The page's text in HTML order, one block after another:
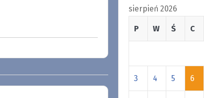
sierpień 2026
P W Ś C
3 4 5 6